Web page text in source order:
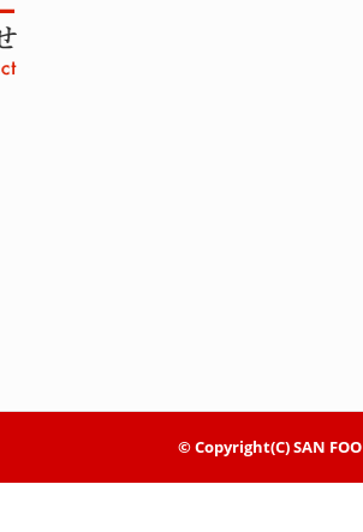
© Copyright(C) SAN